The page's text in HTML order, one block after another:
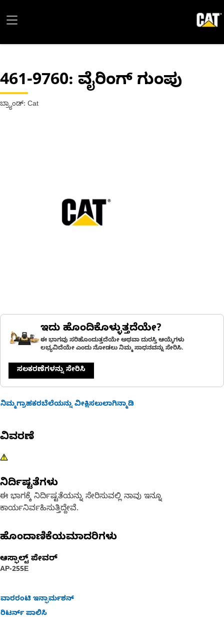
461-9760: ವೈರಿಂಗ್ ಗುಂಪು
ಬ್ರ್ಯಾಂಡ್: Cat
ಇದು ಹೊಂದಿಕೊಳ್ಳುತ್ತದೆಯೇ?
ಈ ಭಾಗವು ಸರಿಹೊಂದುತ್ತದೆಯೇ ಅಥವಾ ದುರಸ್ತಿ ಆಯ್ಕೆಗಳು
ಲಭ್ಯವಿದೆಯೇ ಎಂದು ನೋಡಲು ನಿಮ್ಮ ಸಾಧನವನ್ನು ಸೇರಿಸಿ.
ಸಲಕರಣೆಗಳನ್ನು ಸೇರಿಸಿ
ನಿಮ್ಮಗ್ರಾಹಕರಬೆಲೆಯನ್ನು ವೀಕ್ಷಿಸಲುಲಾಗಿನ್ಮಾಡಿ
ವಿವರಣೆ
ನಿರ್ದಿಷ್ಟತೆಗಳು
ಈ ಭಾಗಕ್ಕೆ ನಿರ್ದಿಷ್ಟತೆಯನ್ನು ಸೇರಿಸುವಲ್ಲಿ ನಾವು ಇನ್ನೂ
ಕಾರ್ಯನಿರ್ವಹಿಸುತ್ತಿದ್ದೇವೆ.
ಹೊಂದಾಣಿಕೆಯಮಾದರಿಗಳು
ಆಸ್ಫಾಲ್ಟ್ ಪೇವರ್‍
AP-255E
ವಾರರಂಟಿ ಇನ್ಫಾರ್ಮಶನ್
ರಿಟರ್ನ್ ಪಾಲಿಸಿ